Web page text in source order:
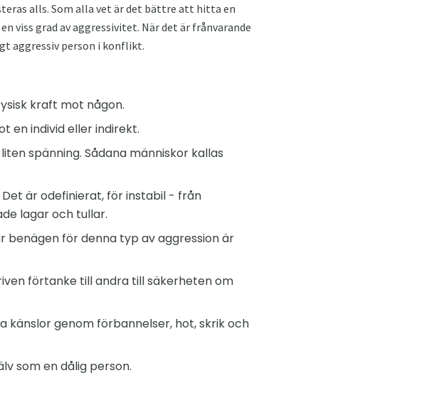
alls. Som alla vet är det bättre att hitta en
viss grad av aggressivitet. När det är frånvarande
aggressiv person i konflikt.
kraft mot någon.
en individ eller indirekt.
spänning. Sådana människor kallas
är odefinierat, för instabil - från
lagar och tullar.
benägen för denna typ av aggression är
förtanke till andra till säkerheten om
känslor genom förbannelser, hot, skrik och
som en dålig person.